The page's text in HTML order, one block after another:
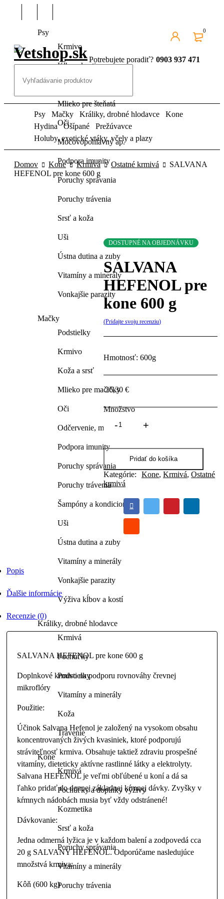
Psy
Krmivo
Kĺby a kosti
Kozmetika pre psov
Mlieko pre šteňatá
Oči
Močovopohlavný ap.
Podpora imunity
Poruchy správania
Poruchy trávenia
Srsť a koža
Uši
Ústna dutina a zuby
Vitamíny a minerály
Vonkajšie parazity
Mačky
Podstielky
Krmivo
Koža a srsť
Mlieko pre mačičky
Oči
Odčervenie, močovopohlavný ap.
Podpora imunity
Poruchy správania
Poruchy trávenia
Šampóny a kondicionéry
Uši
Ústna dutina a zuby
Vitamíny a minerály
Vonkajšie parazity
Výživa kĺbov a kostí
Králiky, drobné hlodavce
Krmivá
Pochúťky
Podstielky
Vitamíny a minerály
Koža
Trávenie
Kone
Krmivá
Pochúťky a doplnky výživy
Kozmetika
Srsť a koža
Poruchy správania
Vitamíny a minerály
Poruchy trávenia
0
Potrebujete poradiť? 0903 937 471
Psy Mačky Králiky, drobné hlodavce
Kone
Hydina
Ošípané
Prežúvavce
Holuby, exotické vtáky, včely a plazy
Domov Kone Krmivá Ostatné krmivá
SALVANA
HEFENOL pre kone 600 g
DOSTUPNÉ NA OBJEDNÁVKU
SALVANA
HEFENOL pre
kone 600 g
Pridajte svoju recenziu
Hmotnosť: 600g
26,30€
Množstvo
HEFENOL
kone
g
quantity
Pridať do košíka
Kategórie: Kone,Krmivá,Ostatné
krmivá
Popis
Ďalšie informácie
Recenzie (0)
SALVANA HEFENOL pre kone 600 g
Doplnkové krmivo na podporu rovnováhy črevnej
mikroflóry
Použitie:
Účinok Salvana Hefenol je založený na vysokom obsahu
koncentrovaných živých kvasiniek, ktoré podporujú
stráviteľnosť krmiva. Obsahuje taktiež zdraviu prospešné
vitamíny, dieteticky aktívne rastlinné látky a elektrolyty.
Salvana HEFENOL je veľmi obľúbené u koní a dá sa
ľahko pridať do dennej základnej kŕmnej dávky. Zvyšky v
kŕmnych nádobách musia byť vždy odstránené!
Dávkovanie:
Jedna odmerná lyžica je v každom balení a zodpovedá cca
20 g SALVANY HEFENOL. Odporúčame nasledujúce
množstvá krmiva:
Kôň (600 kg)